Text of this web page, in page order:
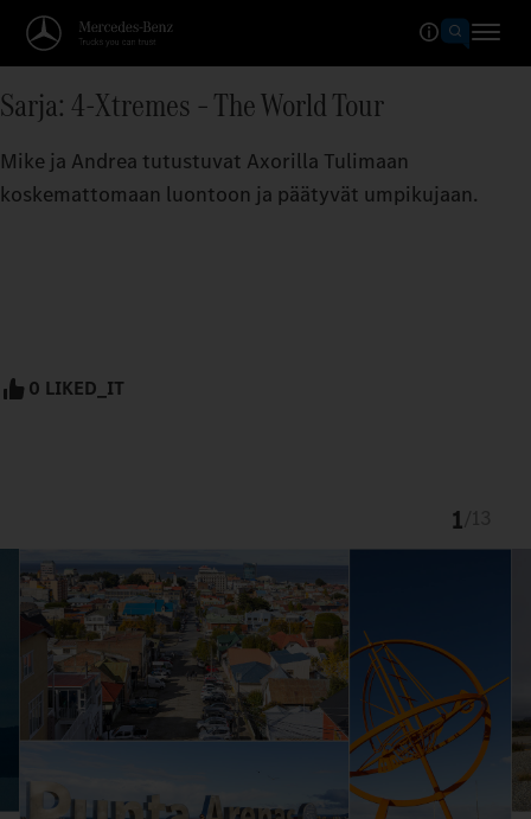
Sarja: 4-Xtremes – The World Tour
Mike ja Andrea tutustuvat Axorilla Tulimaan
koskemattomaan luontoon ja päätyvät umpikujaan.
0 LIKED_IT
1